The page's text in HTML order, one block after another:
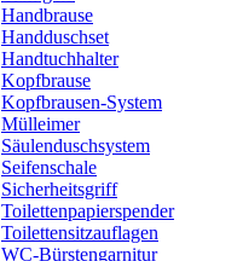
Handbrause
Handduschset
Handtuchhalter
Kopfbrause
Kopfbrausen-System
Mülleimer
Säulenduschsystem
Seifenschale
Sicherheitsgriff
Toilettenpapierspender
Toilettensitzauflagen
WC-Bürstengarnitur